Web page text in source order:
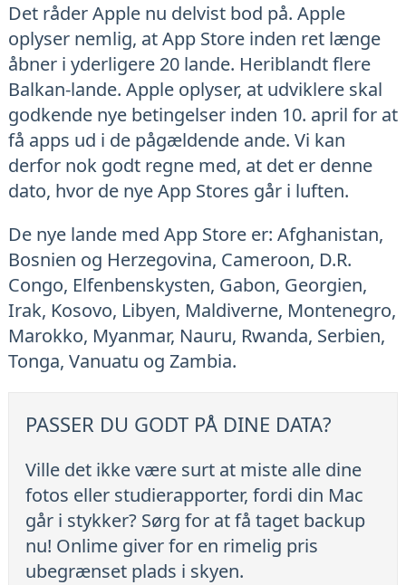
Det råder Apple nu delvist bod på. Apple
oplyser nemlig, at App Store inden ret længe
åbner i yderligere 20 lande. Heriblandt flere
Balkan-lande. Apple oplyser, at udviklere skal
godkende nye betingelser inden 10. april for at
få apps ud i de pågældende ande. Vi kan
derfor nok godt regne med, at det er denne
dato, hvor de nye App Stores går i luften.
De nye lande med App Store er: Afghanistan,
Bosnien og Herzegovina, Cameroon, D.R.
Congo, Elfenbenskysten, Gabon, Georgien,
Irak, Kosovo, Libyen, Maldiverne, Montenegro,
Marokko, Myanmar, Nauru, Rwanda, Serbien,
Tonga, Vanuatu og Zambia.
PASSER DU GODT PÅ DINE DATA?
Ville det ikke være surt at miste alle dine
fotos eller studierapporter, fordi din Mac
går i stykker? Sørg for at få taget backup
nu! Onlime giver for en rimelig pris
ubegrænset plads i skyen.